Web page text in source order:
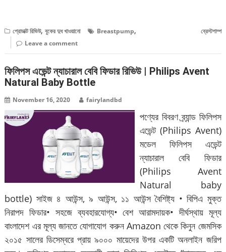
প্রোডাক্ট রিভিউ,বুকের দুধ খাওয়ানো Breastpump,
ব্রেস্টপাম্প
Leave a comment
ফিলিপস এভেন্ট ন্যাচারাল বেবি ফিডার রিভিউ | Philips Avent
Natural Baby Bottle
November 16, 2020 fairylandbd
পণ্যের বিবরণ ব্র্যান্ড ফিলিপস
এভেন্ট (Philips Avent)
মডেল ফিলিপস এভেন্ট
ন্যাচারাল বেবি ফিডার
(Philips Avent
Natural baby
bottle) সাইজ ৪ আউন্স, ৯ আউন্স, ১১ আউন্স বৈশিষ্ট্য • বিপিএ মুক্ত
নিরাপদ ফিডার• সহজে ব্যবহারযোগ্য• বেশ আরামদায়ক• দীর্ঘস্থায় মূল্য
বাংলাদেশ এর মূল্য জানতে যোগাযোগ করুন Amazon থেকে কিনুন জেমসিক
২০১৫ সালের ডিসেম্বরে প্রায় ৯০০০ মায়েদের উপর একটি অনলাইন জরিপ